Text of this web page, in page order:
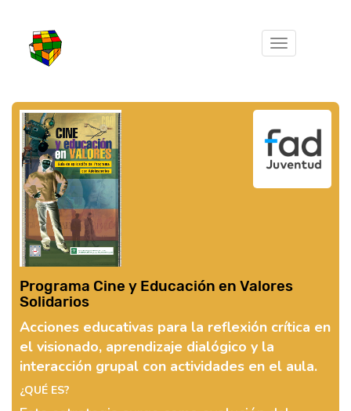
Toggle
Programa Cine y Educación en Valores
Solidarios
Acciones educativas para la reflexión crítica en
el visionado, aprendizaje dialógico y la
interacción grupal con actividades en el aula.
¿QUÉ ES?